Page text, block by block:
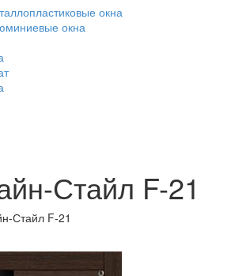
окна
окна
Стайл F-21
Стайл F-21